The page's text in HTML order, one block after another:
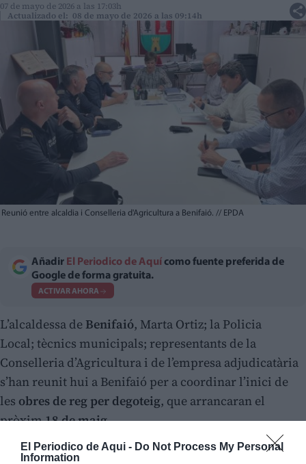
El Periodico de Aqui - Do Not Process My Personal
Information
07 de mayo de 2026 a las 17:03h
Actualizado el: 08 de mayo de 2026 a las 09:14h
Reunió entre alcaldia i Conselleria d'Agricultura a Benifaió. // EPDA
Añadir El Periodico de Aquí como fuente preferida de
Google de forma gratuita.
ACTIVAR AHORA
L’alcaldessa de Benifaió, Marta Ortiz; la Policia
Local; tècnics municipals; representants de la
Conselleria d’Agricultura i de l’empresa adjudicatària
s’han reunit hui a Benifaió per a coordinar l’inici de
les obres de reg per degoteig, que arrancaran el
pròxim18 de maig.